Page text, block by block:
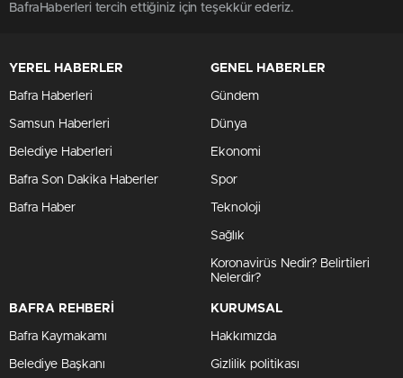
BafraHaberleri tercih ettiğiniz için teşekkür ederiz.
YEREL HABERLER
Bafra Haberleri
Samsun Haberleri
Belediye Haberleri
Bafra Son Dakika Haberler
Bafra Haber
GENEL HABERLER
Gündem
Dünya
Ekonomi
Spor
Teknoloji
Sağlık
Koronavirüs Nedir? Belirtileri
Nelerdir?
BAFRA REHBERİ
Bafra Kaymakamı
Belediye Başkanı
KURUMSAL
Hakkımızda
Gizlilik politikası